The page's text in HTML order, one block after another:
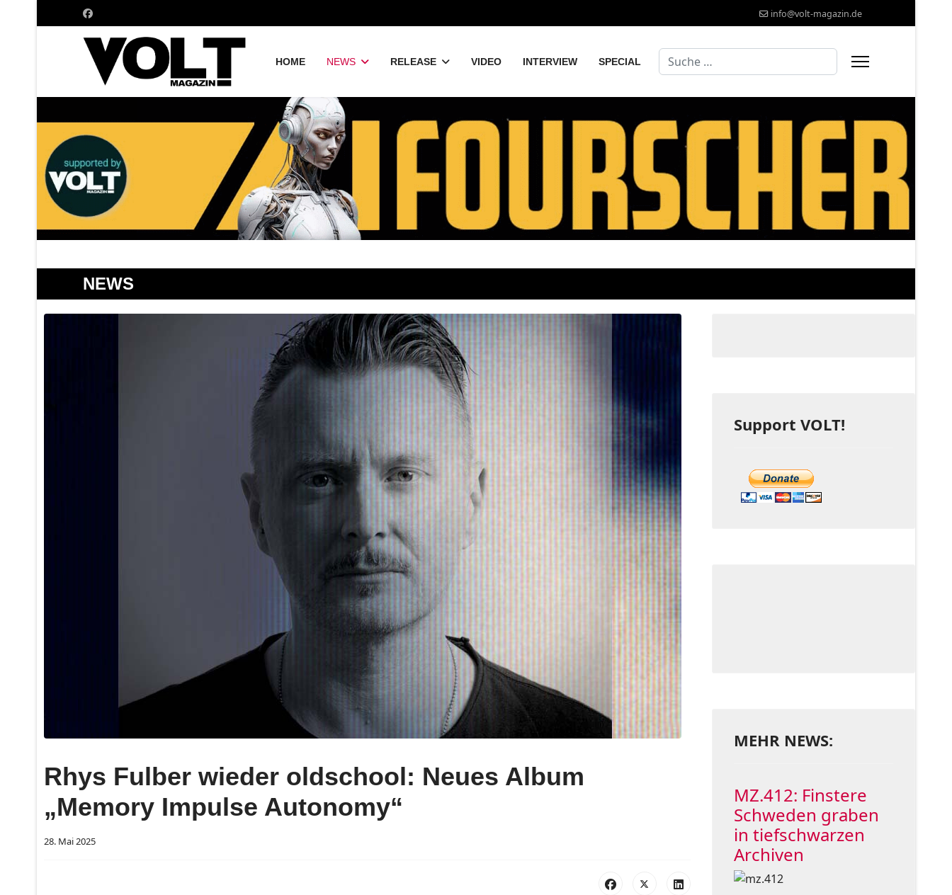
info@volt-magazin.de
HOME NEWS RELEASE VIDEO INTERVIEW SPECIAL Suchen
NEWS
Rhys Fulber wieder oldschool: Neues Album
„Memory Impulse Autonomy“
28. Mai 2025
Support VOLT!
MEHR NEWS:
MZ.412: Finstere
Schweden graben
in tiefschwarzen
Archiven